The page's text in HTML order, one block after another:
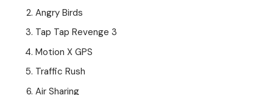
Angry Birds
Tap Tap Revenge 3
Motion X GPS
Traffic Rush
Air Sharing